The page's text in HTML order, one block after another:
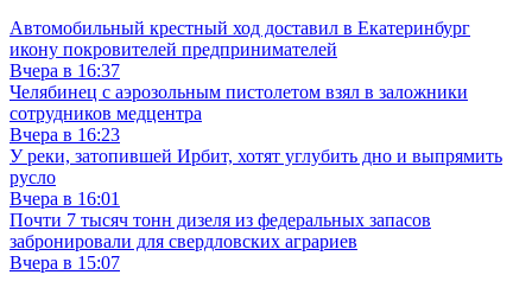
Автомобильный крестный ход доставил в Екатеринбург
икону покровителей предпринимателей
Вчера в 16:37
Челябинец с аэрозольным пистолетом взял в заложники
сотрудников медцентра
Вчера в 16:23
У реки, затопившей Ирбит, хотят углубить дно и выпрямить
русло
Вчера в 16:01
Почти 7 тысяч тонн дизеля из федеральных запасов
забронировали для свердловских аграриев
Вчера в 15:07